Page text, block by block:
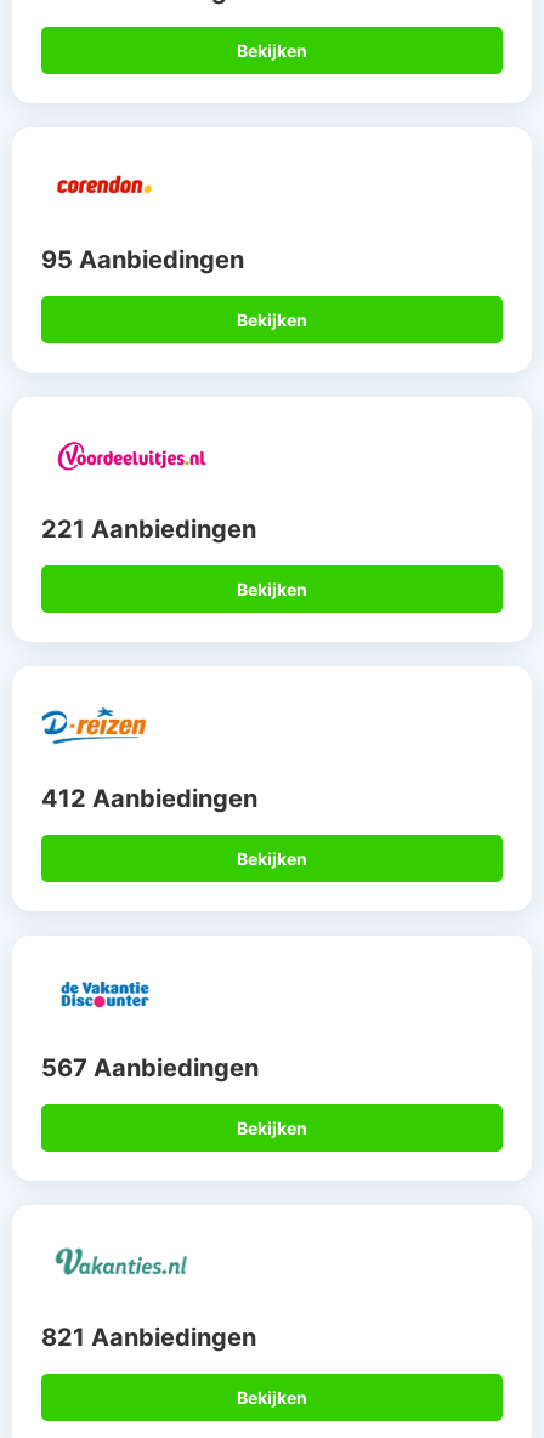
Bekijken
95 Aanbiedingen
Bekijken
221 Aanbiedingen
Bekijken
412 Aanbiedingen
Bekijken
567 Aanbiedingen
Bekijken
821 Aanbiedingen
Bekijken